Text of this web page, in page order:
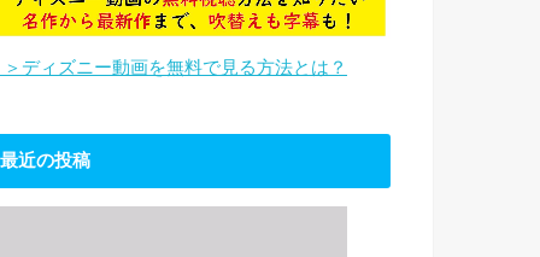
＞ディズニー動画を無料で見る方法とは？
最近の投稿